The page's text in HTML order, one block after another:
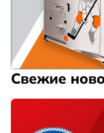
Свежие